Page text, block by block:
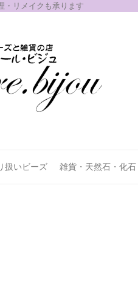
・リメイクも承ります
扱いビーズ 雑貨・天然石・化石